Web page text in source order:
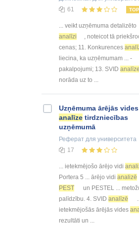
61
... veikt uzņēmuma detalizēto
analīzi
, noteicot tā
cenas; 11. Konkurences
liecina, ka uzņēmumam ... -
pakalpojumi; 13. SVID analīze
norāda uz to ...
Uzņēmuma ārējās vides
analīze tirdzniecības
uzņēmumā
Реферат для университета
17
... ietekmējošo ārējo vidi
Portera 5 ... ārējo vidi analizē
PEST
un PESTEL ...
palīdzību. 4. SVID analīzē
ietekmējošās ārējās vides
rezultāti un ...